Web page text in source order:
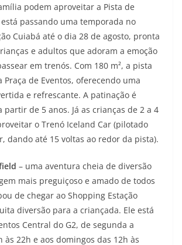
podem aproveitar a Pista de
passando uma temporada no
Cuiabá até o dia 28 de agosto, pronta
e adultos que adoram a emoção
em trenós. Com 180 m², a pista
Praça de Eventos, oferecendo uma
e refrescante. A patinação é
partir de 5 anos. Já as crianças de 2 a 4
o Trenó Iceland Car (pilotado
dando até 15 voltas ao redor da pista).
– uma aventura cheia de diversão
mais preguiçoso e amado de todos
de chegar ao Shopping Estação
diversão para a criançada. Ele está
Central do G2, de segunda a
às 22h e aos domingos das 12h às